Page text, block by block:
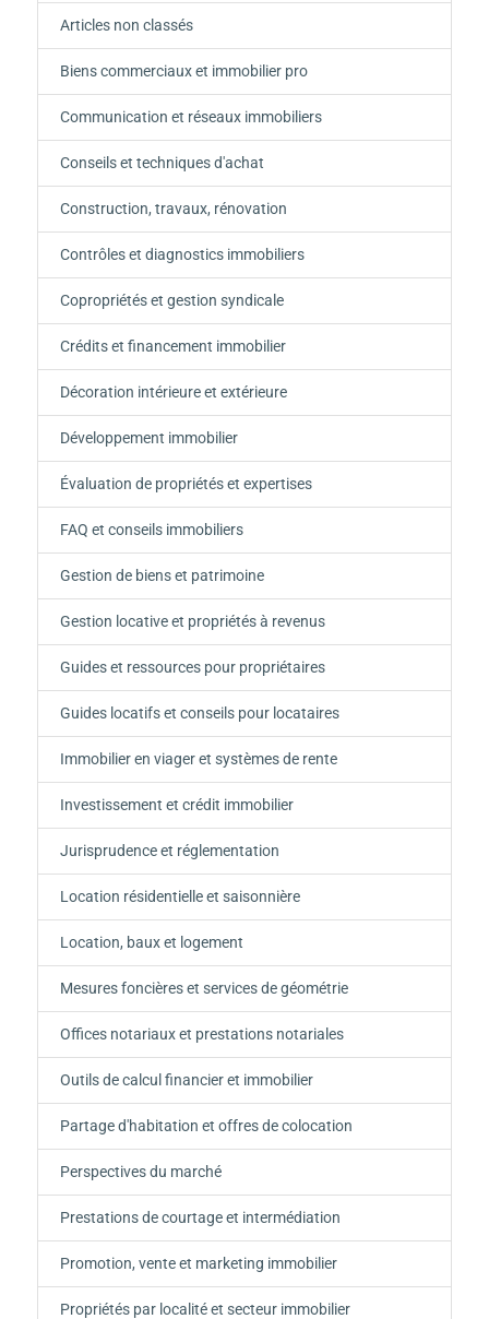
Articles non classés
Biens commerciaux et immobilier pro
Communication et réseaux immobiliers
Conseils et techniques d'achat
Construction, travaux, rénovation
Contrôles et diagnostics immobiliers
Copropriétés et gestion syndicale
Crédits et financement immobilier
Décoration intérieure et extérieure
Développement immobilier
Évaluation de propriétés et expertises
FAQ et conseils immobiliers
Gestion de biens et patrimoine
Gestion locative et propriétés à revenus
Guides et ressources pour propriétaires
Guides locatifs et conseils pour locataires
Immobilier en viager et systèmes de rente
Investissement et crédit immobilier
Jurisprudence et réglementation
Location résidentielle et saisonnière
Location, baux et logement
Mesures foncières et services de géométrie
Offices notariaux et prestations notariales
Outils de calcul financier et immobilier
Partage d'habitation et offres de colocation
Perspectives du marché
Prestations de courtage et intermédiation
Promotion, vente et marketing immobilier
Propriétés par localité et secteur immobilier